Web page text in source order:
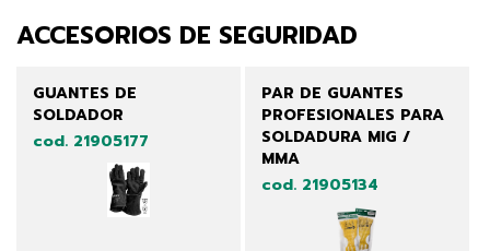
ACCESORIOS DE SEGURIDAD
GUANTES DE
SOLDADOR
cod. 21905177
PAR DE GUANTES
PROFESIONALES PARA
SOLDADURA MIG /
MMA
cod. 21905134